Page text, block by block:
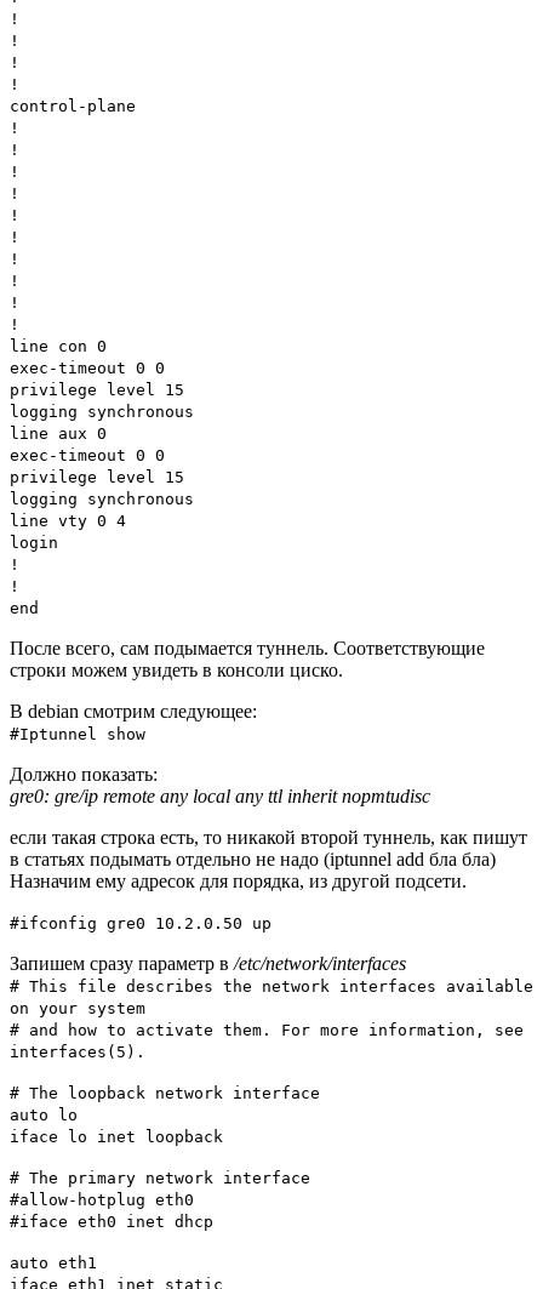
!
!
!
!
control-plane
!
!
!
!
!
!
!
!
!
!
line con 0
exec-timeout 0 0
privilege level 15
logging synchronous
line aux 0
exec-timeout 0 0
privilege level 15
logging synchronous
line vty 0 4
login
!
!
end
После всего, сам подымается туннель. Соответствующие
строки можем увидеть в консоли циско.
В debian смотрим следующее:
#Iptunnel show
Должно показать:
gre0: gre/ip remote any local any ttl inherit nopmtudisc
если такая строка есть, то никакой второй туннель, как пишут
в статьях подымать отдельно не надо (iptunnel add бла бла)
Назначим ему адресок для порядка, из другой подсети.
#ifconfig gre0 10.2.0.50 up
Запишем сразу параметр в /etc/network/interfaces
# This file describes the network interfaces available
on your system
# and how to activate them. For more information, see
interfaces(5).
# The loopback network interface
auto lo
iface lo inet loopback
# The primary network interface
#allow-hotplug eth0
#iface eth0 inet dhcp
auto eth1
iface eth1 inet static